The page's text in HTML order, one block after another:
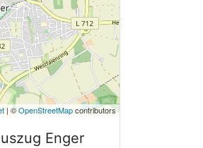
| ©OpenStreetMapcontributors
Enger